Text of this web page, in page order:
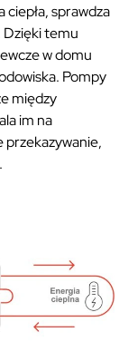
ciepła, sprawdza
Dzięki temu
w domu
Pompy
między
im na
przekazywanie,